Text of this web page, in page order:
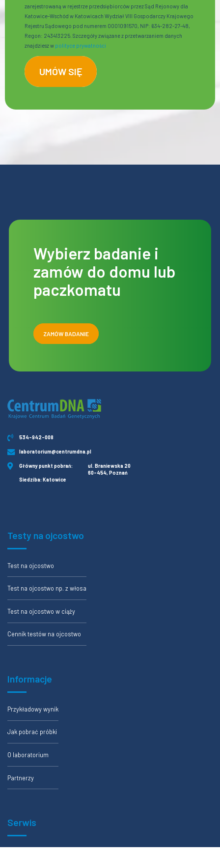
zarejestrowaną w rejestrze przedsiębiorców przez Sąd Rejonowy dla
Katowice-Wschód w Katowicach Wydział VIII Gospodarczy Krajowego
Rejestru Sądowego pod numerem 0001091570, NIP: 634-282-27-48,
Regon: 243413225. Szczegóły związane z przetwarzaniem danych
znajdziesz w polityce prywatności
Wybierz badanie i
zamów do domu lub
paczkomatu
ZAMÓW BADANIE
534-942-008
laboratorium@centrumdna.pl
Główny punkt pobrań:
ul. Braniewska 20
60-454, Poznań
Siedziba: Katowice
Testy na ojcostwo
Test na ojcostwo
Test na ojcostwo np. z włosa
Test na ojcostwo w ciąży
Cennik testów na ojcostwo
Informacje
Przykładowy wynik
Jak pobrać próbki
O laboratorium
Partnerzy
Serwis